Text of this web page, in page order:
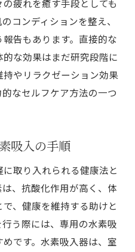
疲れを癒す手段としても
コンディションを整え、
告もあります。直接的な
な効果はまだ研究段階に
やリラクゼーション効果
なセルフケア方法の一つ
吸入の手順
取り入れられる健康法と
、抗酸化作用が高く、体
、健康を維持する助けと
う際には、専用の水素吸
です。水素吸入器は、室